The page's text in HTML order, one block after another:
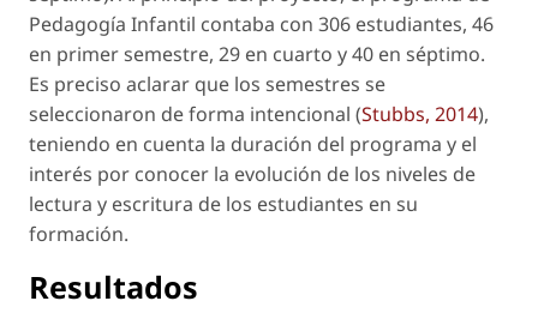
Pedagogía Infantil contaba con 306 estudiantes, 46
en primer semestre, 29 en cuarto y 40 en séptimo.
Es preciso aclarar que los semestres se
seleccionaron de forma intencional (Stubbs, 2014),
teniendo en cuenta la duración del programa y el
interés por conocer la evolución de los niveles de
lectura y escritura de los estudiantes en su
formación.
Resultados